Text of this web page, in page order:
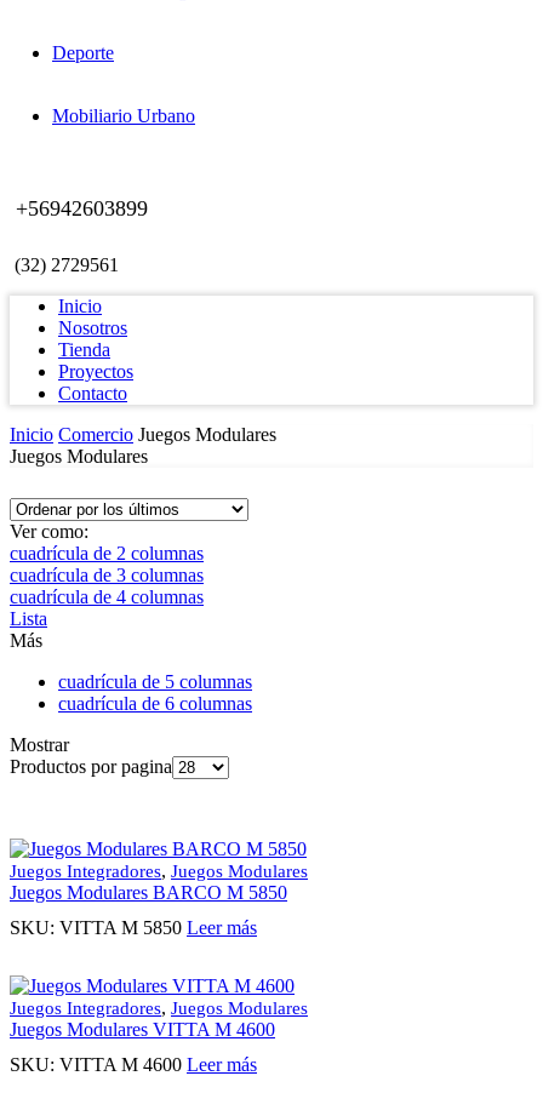
Deporte
Mobiliario Urbano
+56942603899
(32) 2729561
Inicio
Nosotros
Tienda
Proyectos
Contacto
Inicio Comercio Juegos Modulares
Juegos Modulares
Ver como:
cuadrícula de 2 columnas
cuadrícula de 3 columnas
cuadrícula de 4 columnas
Lista
Más
cuadrícula de 5 columnas
cuadrícula de 6 columnas
Mostrar
Productos por pagina
Juegos Integradores, Juegos Modulares
Juegos Modulares BARCO M 5850
SKU: VITTA M 5850 Leer más
Juegos Integradores, Juegos Modulares
Juegos Modulares VITTA M 4600
SKU: VITTA M 4600 Leer más